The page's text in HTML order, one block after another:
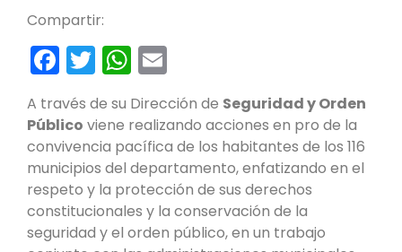
Compartir:
Facebook
TwitterWhatsApp
A través de su Dirección de Seguridad y Orden
Público viene realizando acciones en pro de la
convivencia pacífica de los habitantes de los 116
municipios del departamento, enfatizando en el
respeto y la protección de sus derechos
constitucionales y la conservación de la
seguridad y el orden público, en un trabajo